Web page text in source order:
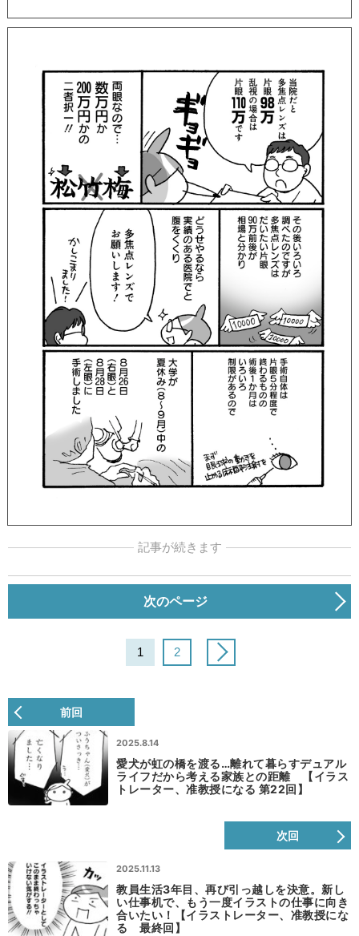
記事が続きます
次のページ
1 2
前回
2025.8.14
愛犬が虹の橋を渡る…離れて暮らすデュアル
ライフだから考える家族との距離 【イラス
トレーター、准教授になる 第22回】
次回
2025.11.13
教員生活3年目、再び引っ越しを決意。新し
い仕事机で、もう一度イラストの仕事に向き
合いたい！【イラストレーター、准教授にな
る 最終回】